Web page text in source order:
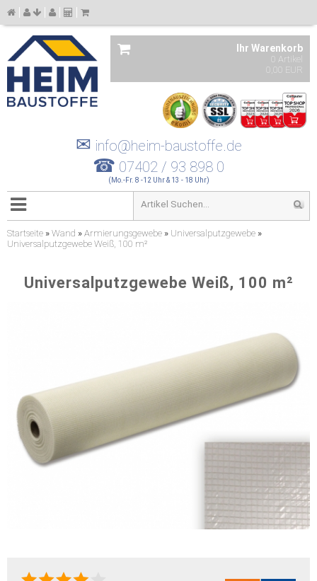
Ihr Warenkorb
0 Artikel
0,00 EUR
✉ info@heim-baustoffe.de
☎ 07402 / 93 898 0
(Mo.-Fr. 8 -12 Uhr & 13 - 18 Uhr)
Startseite » Wand » Armierungsgewebe » Universalputzgewebe »
Universalputzgewebe Weiß, 100 m²
Universalputzgewebe Weiß, 100 m²